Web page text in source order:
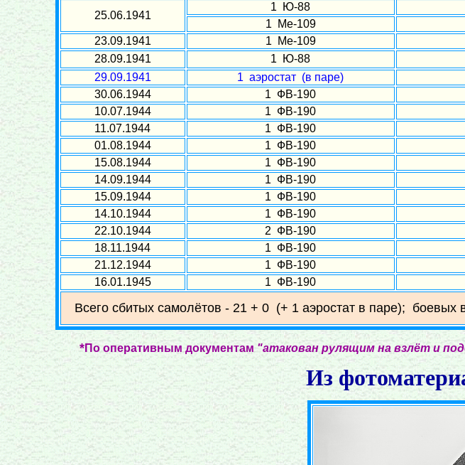
25.06.1941
1 Ю-88
1 Ме-109
23.09.1941
1 Ме-109
28.09.1941 1 Ю-88
29.09.1941 1 аэростат (в паре)
30.06.1944
1 ФВ-190
10.07.1944 1 ФВ-190
11.07.1944
1 ФВ-190
01.08.1944
1 ФВ-190
15.08.1944
1 ФВ-190
14.09.1944
1 ФВ-190
15.09.1944
1 ФВ-190
14.10.1944
1 ФВ-190
22.10.1944
2 ФВ-190
18.11.1944
1 ФВ-190
21.12.1944
1 ФВ-190
16.01.1945
1 ФВ-190
Всего сбитых самолётов - 21 + 0 (+ 1 аэростат в паре);
*По оперативным документам "атакован рулящим на взлёт и
Из